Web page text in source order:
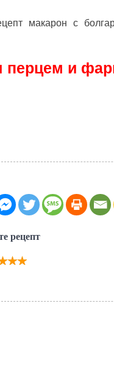
макарон с
перцем и
рецепт